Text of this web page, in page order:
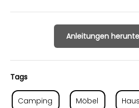
Anleitungen
Tags
Camping Möbel